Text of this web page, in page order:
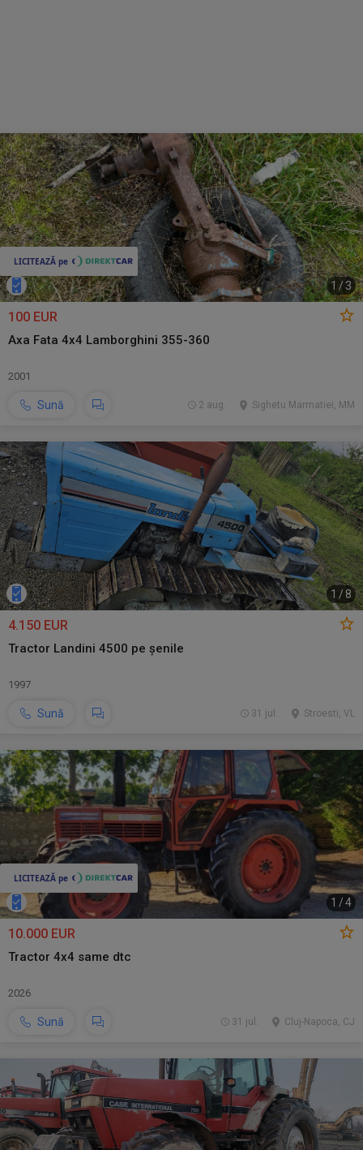
1 /3
100 EUR
Axa Fata 4x4 Lamborghini 355-360
2001
Sună Sighetu Marmatiei, MM
2 aug.
1 /8
4.150 EUR
Tractor Landini 4500 pe șenile
1997
Sună Stroesti, VL
31 jul.
1 /4
10.000 EUR
Tractor 4x4 same dtc
2026
Sună Cluj-Napoca, CJ
31 jul.